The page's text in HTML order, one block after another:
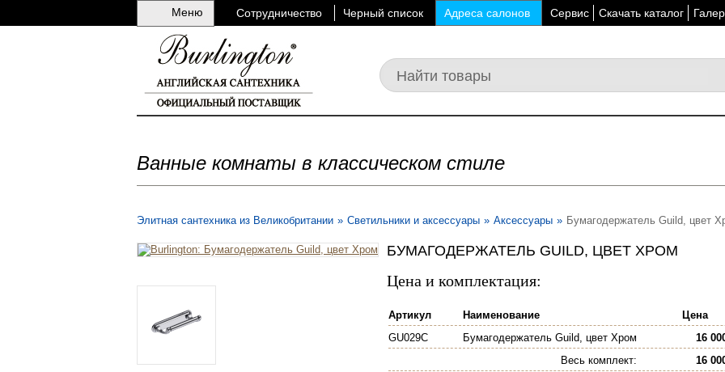
Сотрудничество Черный список Адреса салонов Сервис Скачать каталог
Меню
Ванные комнаты в классическом стиле
Элитная сантехника из Великобритании » Светильники и аксессуары » Аксессуары » Бумагодержатель Guild, цвет
БУМАГОДЕРЖАТЕЛЬ GUILD, ЦВЕТ ХРОМ
Цена и комплектация:
Артикул Наименование
Цена
GU029C
Бумагодержатель Guild, цвет Хром
16
Весь комплект: 16